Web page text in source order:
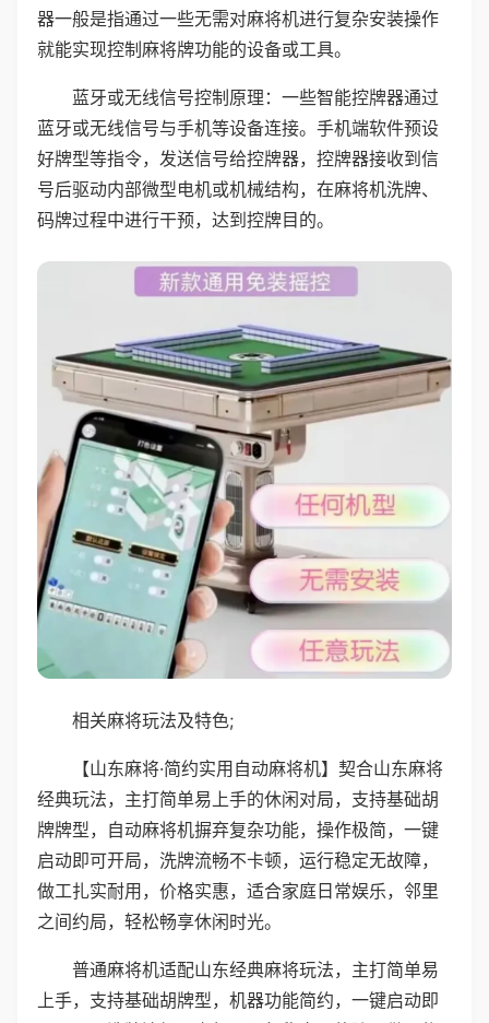
器一般是指通过一些无需对麻将机进行复杂安装操作
就能实现控制麻将牌功能的设备或工具。
蓝牙或无线信号控制原理：一些智能控牌器通过
蓝牙或无线信号与手机等设备连接。手机端软件预设
好牌型等指令，发送信号给控牌器，控牌器接收到信
号后驱动内部微型电机或机械结构，在麻将机洗牌、
码牌过程中进行干预，达到控牌目的。
相关麻将玩法及特色;
【山东麻将·简约实用自动麻将机】契合山东麻将
经典玩法，主打简单易上手的休闲对局，支持基础胡
牌牌型，自动麻将机摒弃复杂功能，操作极简，一键
启动即可开局，洗牌流畅不卡顿，运行稳定无故障，
做工扎实耐用，价格实惠，适合家庭日常娱乐，邻里
之间约局，轻松畅享休闲时光。
普通麻将机适配山东经典麻将玩法，主打简单易
上手，支持基础胡牌型，机器功能简约，一键启动即